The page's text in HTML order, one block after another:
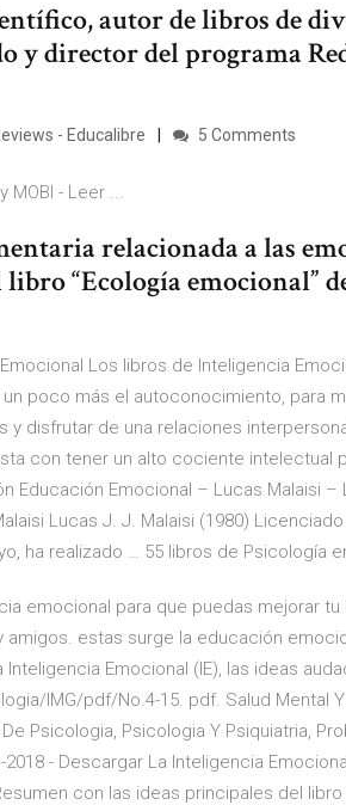
autor de libros de
y director del programa
- Educalibre 5 Comments
MOBI - Leer ...
relacionada a las
“Ecología emocional”
Los libros de Inteligencia
poco más el autoconocimiento, para
disfrutar de una relaciones
con tener un alto cociente intelectual
Educación Emocional – Lucas Malaisi –
Lucas J. J. Malaisi (1980)
ha realizado … 55 libros de Psicología en
emocional para que puedas mejorar tu
estas surge la educación
Emocional (IE), las ideas
IMG/pdf/No.4-15. pdf. Salud Mental
Psicologia, Psicologia Y Psiquiatria,
- Descargar La Inteligencia
con las ideas principales del